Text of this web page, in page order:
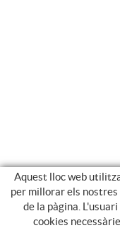
Aquest lloc web
per millorar els
de la pàgina.
cookies